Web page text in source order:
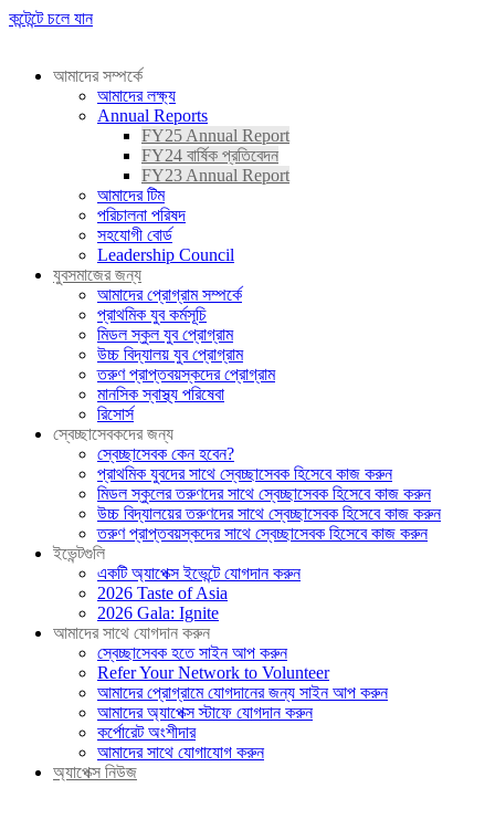
কন্টেন্টে চলে যান
আমাদের সম্পর্কে
আমাদের লক্ষ্য
Annual Reports
FY25 Annual Report
FY24 বার্ষিক প্রতিবেদন
FY23 Annual Report
আমাদের টিম
পরিচালনা পরিষদ
সহযোগী বোর্ড
Leadership Council
যুবসমাজের জন্য
আমাদের প্রোগ্রাম সম্পর্কে
প্রাথমিক যুব কর্মসূচি
মিডল স্কুল যুব প্রোগ্রাম
উচ্চ বিদ্যালয় যুব প্রোগ্রাম
তরুণ প্রাপ্তবয়স্কদের প্রোগ্রাম
মানসিক স্বাস্থ্য পরিষেবা
রিসোর্স
স্বেচ্ছাসেবকদের জন্য
স্বেচ্ছাসেবক কেন হবেন?
প্রাথমিক যুবদের সাথে স্বেচ্ছাসেবক হিসেবে কাজ করুন
মিডল স্কুলের তরুণদের সাথে স্বেচ্ছাসেবক হিসেবে কাজ করুন
উচ্চ বিদ্যালয়ের তরুণদের সাথে স্বেচ্ছাসেবক হিসেবে কাজ করুন
তরুণ প্রাপ্তবয়স্কদের সাথে স্বেচ্ছাসেবক হিসেবে কাজ করুন
ইভেন্টগুলি
একটি অ্যাপেক্স ইভেন্টে যোগদান করুন
2026 Taste of Asia
2026 Gala: Ignite
আমাদের সাথে যোগদান করুন
স্বেচ্ছাসেবক হতে সাইন আপ করুন
Refer Your Network to Volunteer
আমাদের প্রোগ্রামে যোগদানের জন্য সাইন আপ করুন
আমাদের অ্যাপেক্স স্টাফে যোগদান করুন
কর্পোরেট অংশীদার
আমাদের সাথে যোগাযোগ করুন
অ্যাপেক্স নিউজ